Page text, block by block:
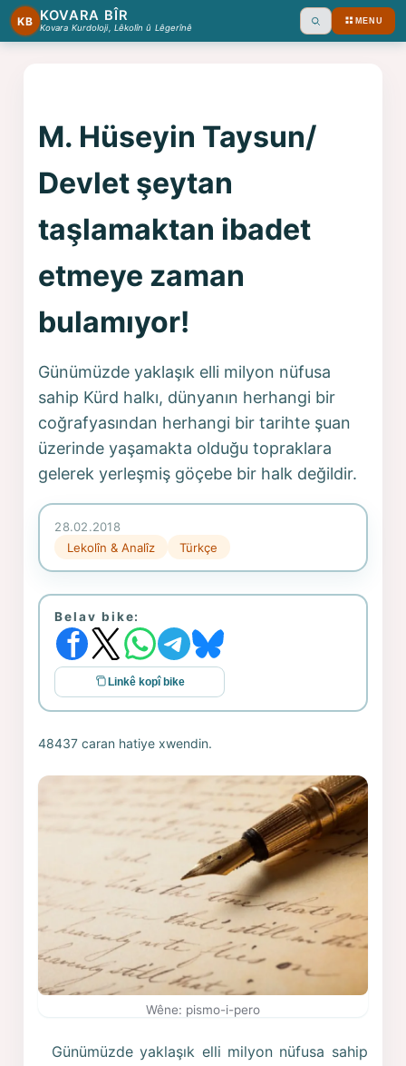
KB KOVARA BÎR
Kovara Kurdoloji, Lêkolîn û Lêgerînê Ara MENU
M. Hüseyin Taysun/
Devlet şeytan
taşlamaktan ibadet
etmeye zaman
bulamıyor!
Günümüzde yaklaşık elli milyon nüfusa
sahip Kürd halkı, dünyanın herhangi bir
coğrafyasından herhangi bir tarihte şuan
üzerinde yaşamakta olduğu topraklara
gelerek yerleşmiş göçebe bir halk değildir.
28.02.2018
Lekolîn & Analîz
Türkçe
Belav bike:
Linkê kopî bike
48437 caran hatiye xwendin.
Wêne: pismo-i-pero
Günümüzde yaklaşık elli milyon nüfusa sahip